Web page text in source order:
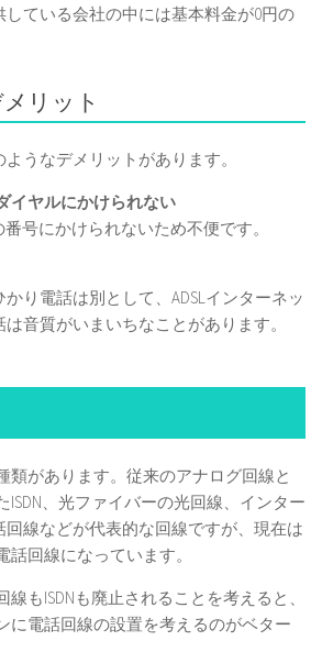
している会社の中には基本料金が0円の
リット
うなデメリットがあります。
イヤルにかけられない
番号にかけられないため不便です。
り電話は別として、ADSLインターネッ
は音質がいまいちなことがあります。
類があります。従来のアナログ回線と
ISDN、光ファイバーの光回線、インター
回線などが代表的な回線ですが、現在は
回線になっています。
もISDNも廃止されることを考えると、
に電話回線の設置を考えるのがベター